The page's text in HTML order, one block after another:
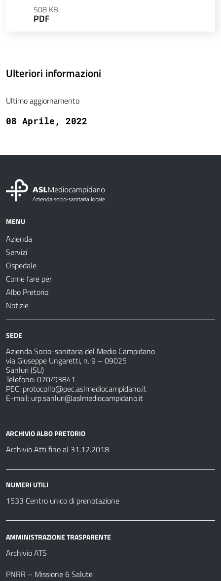
508 KB
PDF
Ulteriori informazioni
Ultimo aggiornamento
08 Aprile, 2022
MENU
Azienda
Servizi
Ospedale
Come fare per
Albo Pretorio
Notizie
SEDE
Azienda Socio-sanitaria del Medio Campidano
via Giuseppe Ungaretti, n. 9 – 09025
Sanluri (SU)
Telefono: 070/93841
PEC: protocollo@pec.aslmediocampidano.it
E-mail: urp.sanluri@aslmediocampidano.it
ARCHIVIO ALBO PRETORIO
Archivio Atti fino al 31.12.2018
NUMERI UTILI
1533 Centro unico di prenotazione
AMMINISTRAZIONE TRASPARENTE
Archivio ATS
PNRR – Missione 6 Salute